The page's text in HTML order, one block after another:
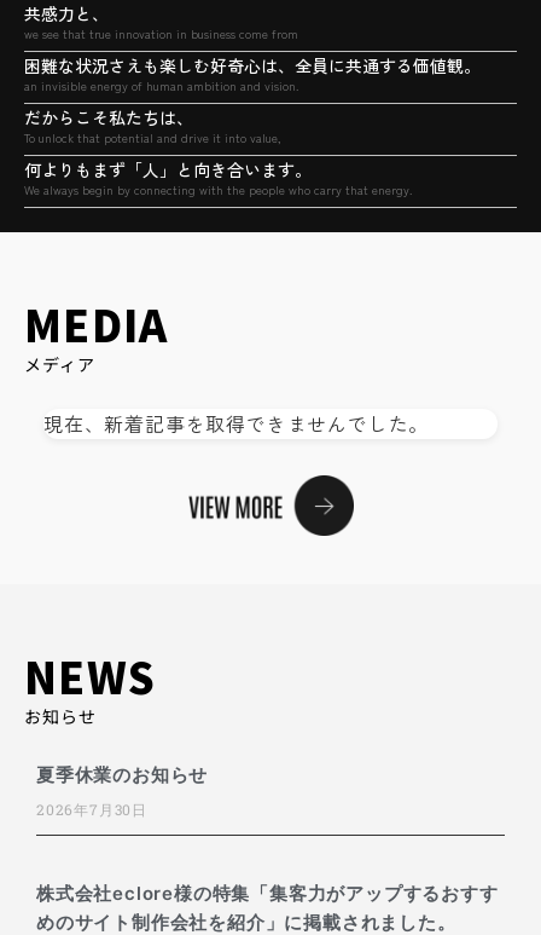
共感力と、
we see that true innovation in business come from
困難な状況さえも楽しむ好奇心は、全員に共通する価値観。
an invisible energy of human ambition and vision.
だからこそ私たちは、
To unlock that potential and drive it into value,
何よりもまず「人」と向き合います。
We always begin by connecting with the people who carry that energy.
MEDIA
メディア
現在、新着記事を取得できませんでした。
NEWS
お知らせ
夏季休業のお知らせ
2026年7月30日
株式会社eclore様の特集「集客力がアップするおすす
めのサイト制作会社を紹介」に掲載されました。